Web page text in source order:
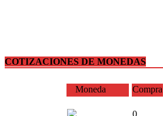
COTIZACIONES DE MONEDAS
Moneda Compra